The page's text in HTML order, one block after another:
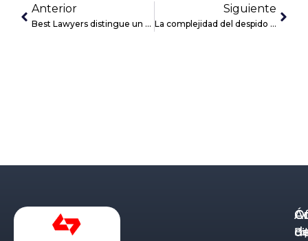
Anterior
Best Lawyers distingue un año más a dos socios de la firma Confianz
Siguiente
La complejidad del despido improcedente en alta dirección